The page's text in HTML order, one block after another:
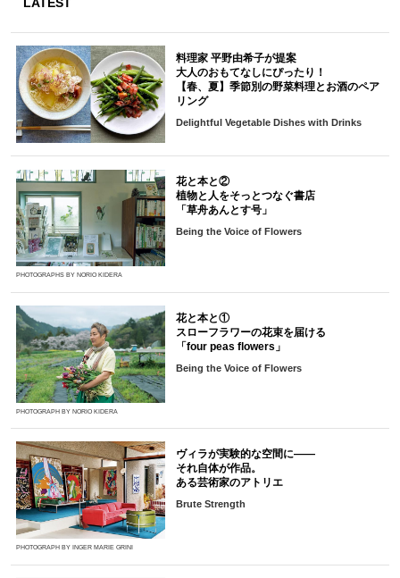
LATEST
料理家 平野由希子が提案
大人のおもてなしにぴったり！
【春、夏】季節別の野菜料理とお酒のペア
リング
Delightful Vegetable Dishes with Drinks
PHOTOGRAPHS BY NORIO KIDERA
花と本と②
植物と人をそっとつなぐ書店
「草舟あんとす号」
Being the Voice of Flowers
PHOTOGRAPH BY NORIO KIDERA
花と本と①
スローフラワーの花束を届ける
「four peas flowers」
Being the Voice of Flowers
PHOTOGRAPH BY INGER MARIE GRINI
ヴィラが実験的な空間に――
それ自体が作品。
ある芸術家のアトリエ
Brute Strength